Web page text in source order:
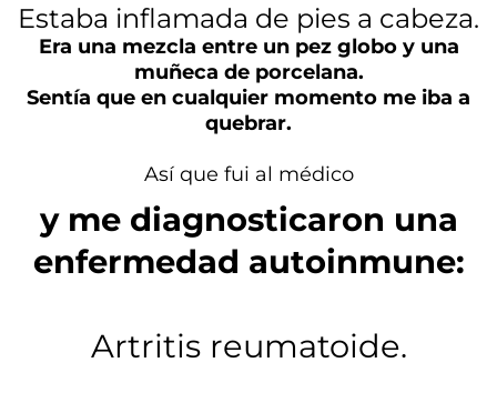
Estaba inflamada de pies a cabeza.
Era una mezcla entre un pez globo y una
muñeca de porcelana.
Sentía que en cualquier momento me iba a
quebrar.
Así que fui al médico
y me diagnosticaron una
enfermedad autoinmune:
Artritis reumatoide.